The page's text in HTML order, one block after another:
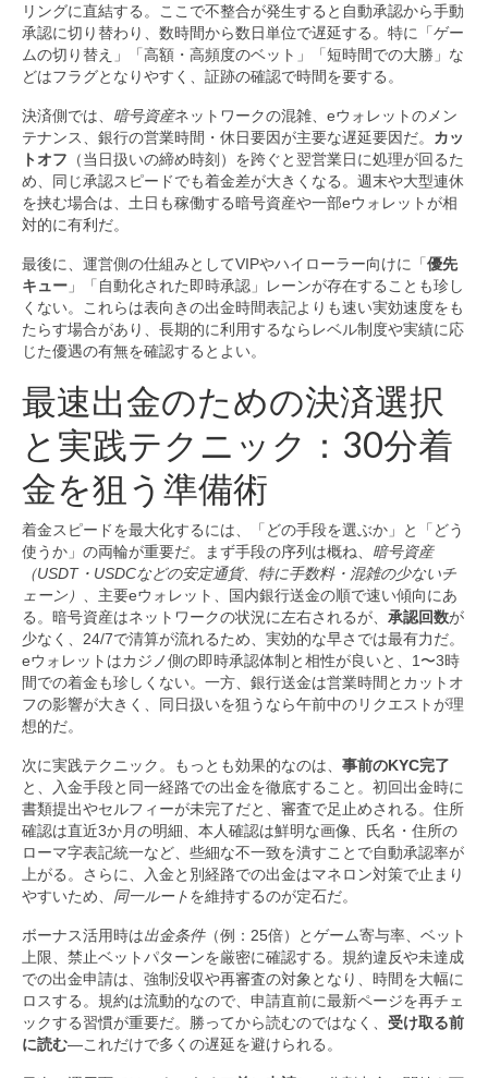
リングに直結する。ここで不整合が発生すると自動承認から手動
承認に切り替わり、数時間から数日単位で遅延する。特に「ゲー
ムの切り替え」「高額・高頻度のベット」「短時間での大勝」な
どはフラグとなりやすく、証跡の確認で時間を要する。
決済側では、 暗号資産ネットワークの混雑、eウォレットのメン
テナンス、銀行の営業時間・休日要因が主要な遅延要因だ。 カッ
トオフ （当日扱いの締め時刻）を跨ぐと翌営業日に処理が回るた
め、同じ承認スピードでも着金差が大きくなる。週末や大型連休
を挟む場合は、土日も稼働する暗号資産や一部eウォレットが相
対的に有利だ。
最後に、運営側の仕組みとしてVIPやハイローラー向けに「優先
キュー 」「自動化された即時承認」レーンが存在することも珍し
くない。これらは表向きの出金時間表記よりも速い実効速度をも
たらす場合があり、長期的に利用するならレベル制度や実績に応
じた優遇の有無を確認するとよい。
最速出金のための決済選択
と実践テクニック：30分着
金を狙う準備術
着金スピードを最大化するには、「どの手段を選ぶか」と「どう
使うか」の両輪が重要だ。まず手段の序列は概ね、 暗号資産
（USDT・USDCなどの安定通貨、特に手数料・混雑の少ないチ
ェーン） 、主要eウォレット、国内銀行送金の順で速い傾向にあ
る。暗号資産はネットワークの状況に左右されるが、 承認回数が
少なく、24/7で清算が流れるため、実効的な早さでは最有力だ。
eウォレットはカジノ側の即時承認体制と相性が良いと、1〜3時
間での着金も珍しくない。一方、銀行送金は営業時間とカットオ
フの影響が大きく、同日扱いを狙うなら午前中のリクエストが理
想的だ。
次に実践テクニック。もっとも効果的なのは、 事前のKYC完了
と、入金手段と同一経路での出金を徹底すること。初回出金時に
書類提出やセルフィーが未完了だと、審査で足止めされる。住所
確認は直近3か月の明細、本人確認は鮮明な画像、氏名・住所の
ローマ字表記統一など、些細な不一致を潰すことで自動承認率が
上がる。さらに、入金と別経路での出金はマネロン対策で止まり
やすいため、 同一ルートを維持するのが定石だ。
ボーナス活用時は出金条件（例：25倍）とゲーム寄与率、ベット
上限、禁止ベットパターンを厳密に確認する。規約違反や未達成
での出金申請は、強制没収や再審査の対象となり、時間を大幅に
ロスする。規約は流動的なので、申請直前に最新ページを再チェ
ックする習慣が重要だ。勝ってから読むのではなく、 受け取る前
に読む—これだけで多くの遅延を避けられる。